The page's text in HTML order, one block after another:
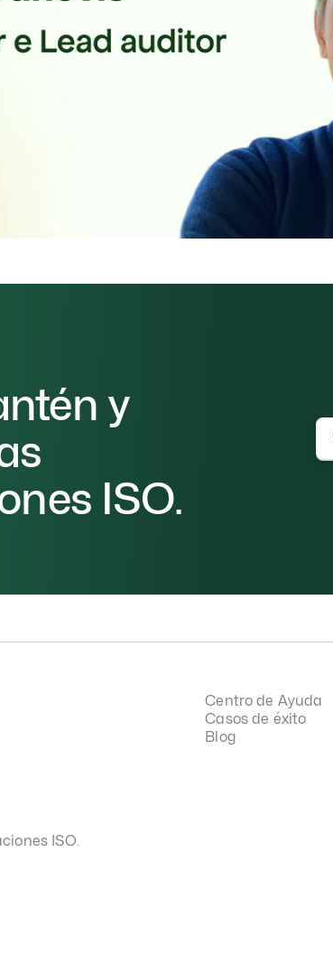
y
ISO.
ISO.
Centro de Ayuda
Casos de éxito
Blog